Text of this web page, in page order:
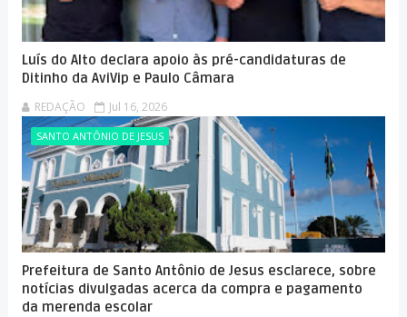
Luís do Alto declara apoio às pré-candidaturas de
Ditinho da AviVip e Paulo Câmara
REDAÇÃO Jul 16, 2026
SANTO ANTÔNIO DE JESUS
Prefeitura de Santo Antônio de Jesus esclarece, sobre
notícias divulgadas acerca da compra e pagamento
da merenda escolar